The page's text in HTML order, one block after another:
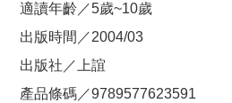
適讀年齡／5歲~10歲
出版時間／2004/03
出版社／上誼
產品條碼／9789577623591